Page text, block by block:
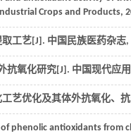
Crops and Products,
工艺[J]. 中国民族医药杂志,
抗氧化研究[J]. 中国现代应
艺优化及其体外抗氧化、
phenolic antioxidants from